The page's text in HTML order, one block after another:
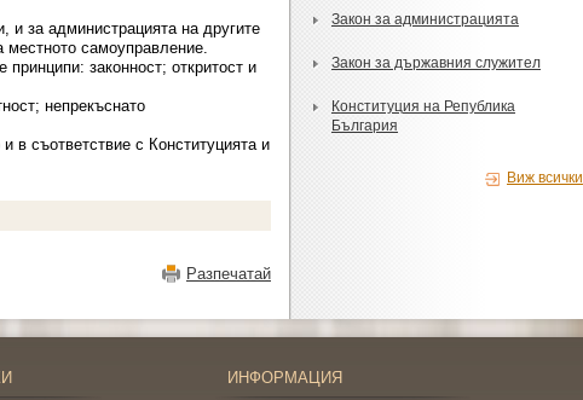
и за администрацията на другите
местното самоуправление.
законност; откритост и
непрекъснато
в съответствие с Конституцията и
Разпечатай
Закон за администрацията
Закон за държавния служител
Конституция на Република
България
Виж всички
ИНФОРМАЦИЯ